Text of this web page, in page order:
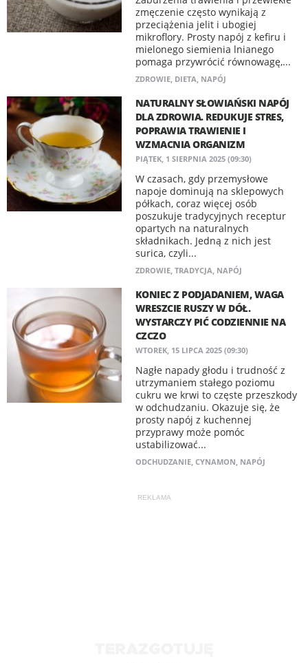
zmęczenie często wynikają z
przeciążenia jelit i ubogiej
mikroflory. Prosty napój z kefiru i
mielonego siemienia lnianego
pomaga przywrócić równowagę,...
ZDROWIE, DIETA, NAPÓJ
NATURALNY SŁOWIAŃSKI NAPÓJ
DLA ZDROWIA. REDUKUJE STRES,
POPRAWIA TRAWIENIE I
WZMACNIA ORGANIZM
PIĄTEK, 1 SIERPNIA 2025 (09:30)
W czasach, gdy przemysłowe
napoje dominują na sklepowych
półkach, coraz więcej osób
poszukuje tradycyjnych receptur
opartych na naturalnych
składnikach. Jedną z nich jest
surica, czyli...
ZDROWIE, TRADYCJA, NAPÓJ
KONIEC Z PODJADANIEM, WAGA
WRESZCIE RUSZY W DÓŁ.
WYSTARCZY PIĆ CODZIENNIE NA
CZCZO
WTOREK, 15 LIPCA 2025 (09:30)
Nagłe napady głodu i trudność z
utrzymaniem stałego poziomu
cukru we krwi to częste przeszkody
w odchudzaniu. Okazuje się, że
prosty napój z kuchennej
przyprawy może pomóc
ustabilizować...
ODCHUDZANIE, CYNAMON, NAPÓJ
REKLAMA